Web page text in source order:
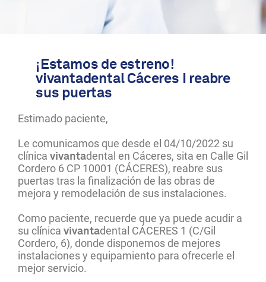
¡Estamos de estreno!
vivantadental Cáceres I reabre
sus puertas
Estimado paciente,
Le comunicamos que desde el 04/10/2022 su
clínica vivantadental en Cáceres, sita en Calle Gil
Cordero 6 CP 10001 (CÁCERES), reabre sus
puertas tras la finalización de las obras de
mejora y remodelación de sus instalaciones.
Como paciente, recuerde que ya puede acudir a
su clínica vivantadental CÁCERES 1 (C/Gil
Cordero, 6), donde disponemos de mejores
instalaciones y equipamiento para ofrecerle el
mejor servicio.